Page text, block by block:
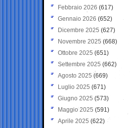
Febbraio 2026 (617)
Gennaio 2026 (652)
Dicembre 2025 (627)
Novembre 2025 (668)
Ottobre 2025 (651)
Settembre 2025 (662)
Agosto 2025 (669)
Luglio 2025 (671)
Giugno 2025 (573)
Maggio 2025 (591)
Aprile 2025 (622)